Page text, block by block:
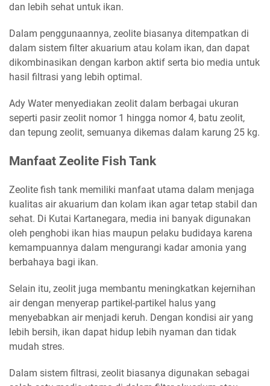
dan lebih sehat untuk ikan.
Dalam penggunaannya, zeolite biasanya ditempatkan di
dalam sistem filter akuarium atau kolam ikan, dan dapat
dikombinasikan dengan karbon aktif serta bio media untuk
hasil filtrasi yang lebih optimal.
Ady Water menyediakan zeolit dalam berbagai ukuran
seperti pasir zeolit nomor 1 hingga nomor 4, batu zeolit,
dan tepung zeolit, semuanya dikemas dalam karung 25 kg.
Manfaat Zeolite Fish Tank
Zeolite fish tank memiliki manfaat utama dalam menjaga
kualitas air akuarium dan kolam ikan agar tetap stabil dan
sehat. Di Kutai Kartanegara, media ini banyak digunakan
oleh penghobi ikan hias maupun pelaku budidaya karena
kemampuannya dalam mengurangi kadar amonia yang
berbahaya bagi ikan.
Selain itu, zeolit juga membantu meningkatkan kejernihan
air dengan menyerap partikel-partikel halus yang
menyebabkan air menjadi keruh. Dengan kondisi air yang
lebih bersih, ikan dapat hidup lebih nyaman dan tidak
mudah stres.
Dalam sistem filtrasi, zeolit biasanya digunakan sebagai